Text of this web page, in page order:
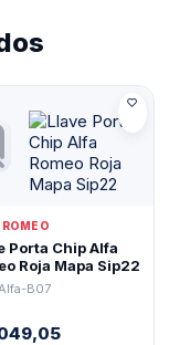
Porta Chip Alfa
Roja Mapa Sip22
B07